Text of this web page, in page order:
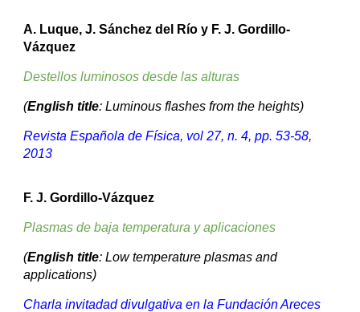
A. Luque, J. Sánchez de l Río y F. J. Gordillo-
Vázquez
Destellos luminosos desde las alturas
(English title: Luminous flashes from the heights)
Revista Española de Física, vol 27, n. 4, pp. 53-58,
2013
F. J. Gordillo-Vázquez
Plasmas de baja temperatura y aplicaciones
(English title: Low temperature plasmas and
applications)
Charla invitadad divulgativa en la Fundación Areces